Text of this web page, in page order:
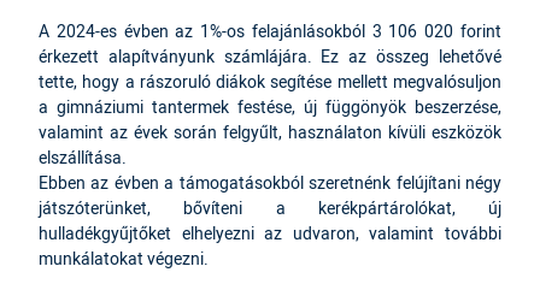
A 2024-es évben az 1%-os felajánlásokból 3 106 020 forint
érkezett alapítványunk számlájára. Ez az összeg lehetővé
tette, hogy a rászoruló diákok segítése mellett megvalósuljon
a gimnáziumi tantermek festése, új függönyök beszerzése,
valamint az évek során felgyűlt, használaton kívüli eszközök
elszállítása.
Ebben az évben a támogatásokból szeretnénk felújítani négy
játszóterünket, bővíteni a kerékpártárolókat, új
hulladékgyűjtőket elhelyezni az udvaron, valamint további
munkálatokat végezni.